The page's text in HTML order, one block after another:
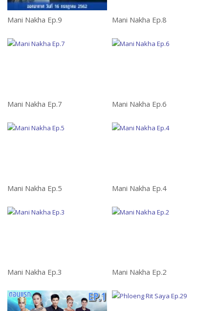
Mani Nakha Ep.9 Mani Nakha Ep.8
Mani Nakha Ep.7 Mani Nakha Ep.6
Mani Nakha Ep.5 Mani Nakha Ep.4
Mani Nakha Ep.3 Mani Nakha Ep.2